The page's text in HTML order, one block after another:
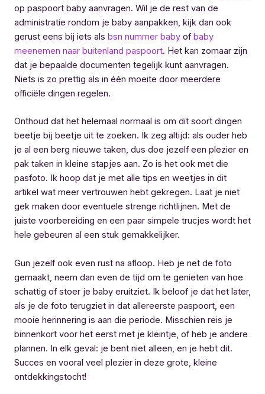
op paspoort baby aanvragen. Wil je de rest van de
administratie rondom je baby aanpakken, kijk dan ook
gerust eens bij iets als bsn nummer baby of baby
meenemen naar buitenland paspoort. Het kan zomaar zijn
dat je bepaalde documenten tegelijk kunt aanvragen.
Niets is zo prettig als in één moeite door meerdere
officiële dingen regelen.
Onthoud dat het helemaal normaal is om dit soort dingen
beetje bij beetje uit te zoeken. Ik zeg altijd: als ouder heb
je al een berg nieuwe taken, dus doe jezelf een plezier en
pak taken in kleine stapjes aan. Zo is het ook met die
pasfoto. Ik hoop dat je met alle tips en weetjes in dit
artikel wat meer vertrouwen hebt gekregen. Laat je niet
gek maken door eventuele strenge richtlijnen. Met de
juiste voorbereiding en een paar simpele trucjes wordt het
hele gebeuren al een stuk gemakkelijker.
Gun jezelf ook even rust na afloop. Heb je net de foto
gemaakt, neem dan even de tijd om te genieten van hoe
schattig of stoer je baby eruitziet. Ik beloof je dat het later,
als je de foto terugziet in dat allereerste paspoort, een
mooie herinnering is aan die periode. Misschien reis je
binnenkort voor het eerst met je kleintje, of heb je andere
plannen. In elk geval: je bent niet alleen, en je hebt dit.
Succes en vooral veel plezier in deze grote, kleine
ontdekkingstocht!